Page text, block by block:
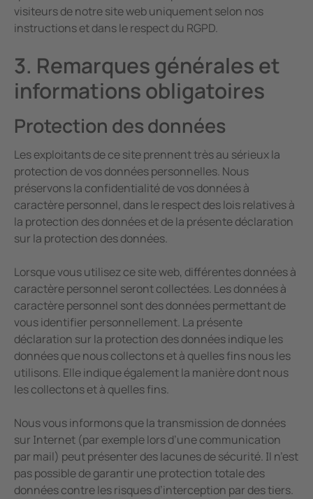
visiteurs de notre site web uniquement selon nos
instructions et dans le respect du RGPD.
3. Remarques générales et
informations obligatoires
Protection des données
Les exploitants de ce site prennent très au sérieux la
protection de vos données personnelles. Nous
préservons la confidentialité de vos données à
caractère personnel, dans le respect des lois relatives à
la protection des données et de la présente déclaration
sur la protection des données.
Lorsque vous utilisez ce site web, différentes données à
caractère personnel seront collectées. Les données à
caractère personnel sont des données permettant de
vous identifier personnellement. La présente
déclaration sur la protection des données indique les
données que nous collectons et à quelles fins nous les
utilisons. Elle indique également la manière dont nous
les collectons et à quelles fins.
Nous vous informons que la transmission de données
sur Internet (par exemple lors d’une communication
par mail) peut présenter des lacunes de sécurité. Il n’est
pas possible de garantir une protection totale des
données contre les risques d’interception par des tiers.